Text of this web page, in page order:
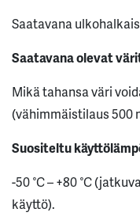
Saatavana
Saatavana olevat
Mikä tahansa väri
(vähimmäistilaus 500
Suositeltu
-50 °C – +80 °C
käyttö).